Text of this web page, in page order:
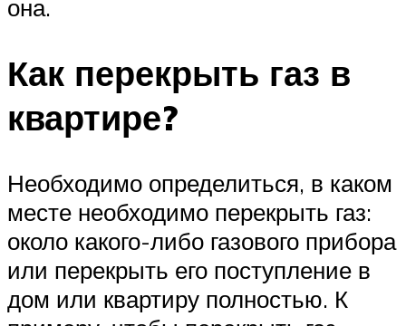
она.
Как перекрыть газ в
квартире?
Необходимо определиться, в каком
месте необходимо перекрыть газ:
около какого-либо газового прибора
или перекрыть его поступление в
дом или квартиру полностью. К